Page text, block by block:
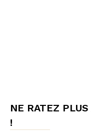
NE RATEZ
!